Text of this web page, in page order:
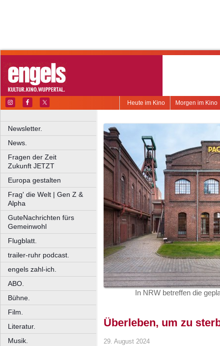
Morgen im Kino
Heute im Kino
Newsletter.
News.
Fragen der Zeit
Zukunft JETZT
Europa gestalten
Frag' die Welt | Gen Z &
Alpha
GuteNachrichten fürs
Gemeinwohl
Flugblatt.
trailer-ruhr podcast.
engels zahl-ich.
ABO.
Bühne.
Film.
Literatur.
Musik.
In NRW betreffen die
Überleben, um zu
29. August 2024